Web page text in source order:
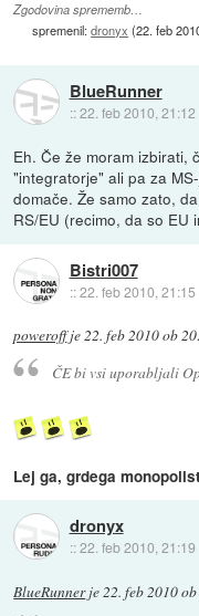
Zgodovina sprememb…
spremenil:dronyx (22. feb
BlueRunner
::22. feb 2010, 21:12
Eh. Če že moram izbirati,
"integratorje" ali pa za
domače. Že samo zato,
RS/EU (recimo, da so EU
Bistri007
::22. feb 2010, 21:15
poweroffje22. feb 2010 ob
ČE bi vsi uporabljali
Lej ga, grdega
dronyx
::22. feb 2010, 21:19
BlueRunnerje22. feb 2010